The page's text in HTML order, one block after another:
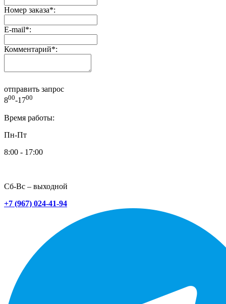
Номер заказа*:
E-mail*:
Комментарий*:
отправить запрос
800-1700
Время работы:
Пн-Пт
8:00 - 17:00
Сб-Вс – выходной
+7 (967) 024-41-94